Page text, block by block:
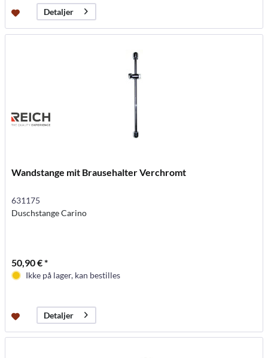
Detaljer
Wandstange mit Brausehalter Verchromt
631175
Duschstange Carino
50,90 € *
Ikke på lager, kan bestilles
Detaljer